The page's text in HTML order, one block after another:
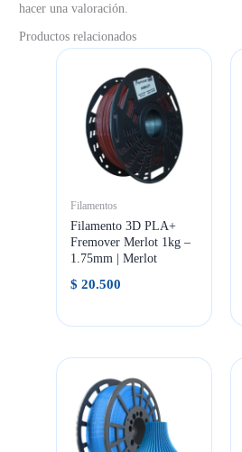
hacer una valoración.
Productos relacionados
Filamentos
Filamento 3D PLA+
Fremover Merlot 1kg –
1.75mm | Merlot
$ 20.500